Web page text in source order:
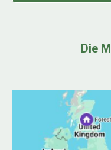
Die M